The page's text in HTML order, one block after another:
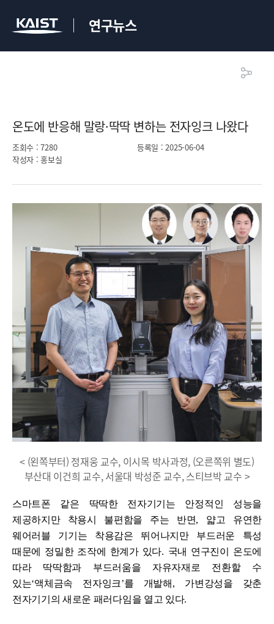
연구뉴스
온도에 반응해 말랑·딱딱 변하는 전자잉크 나왔다​
조회수 : 7280 등록일 : 2025-06-04
작성자 : 홍보실
< (왼쪽부터) 정재웅 교수, 이시목 박사과정, (오른쪽위 별도)
부산대 이건희 교수, 서울대 박성준 교수, 스티브박 교수 >
스마트폰 같은 딱딱한 전자기기는 안정적인 성능을
제공하지만 착용시 불편함을 주는 반면, 얇고 유연한
웨어러블 기기는 착용감은 뛰어나지만 부드러운 특성
때문에 정밀한 조작에 한계가 있다. 국내 연구진이 온도에
따라 딱딱함과 부드러움을 자유자재로 전환할 수
있는‘액체금속 전자잉크’를 개발해 , 가변강성을 갖춘
전자기기의 새로운 패러다임을 열고 있다.